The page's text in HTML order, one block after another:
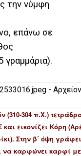
την νύμφη
επάνω σε
γραμμάρια).
(310-304 π.Χ.)
εικονίζει Κόρη
Στην β΄ όψη
καρφώνει καρφί